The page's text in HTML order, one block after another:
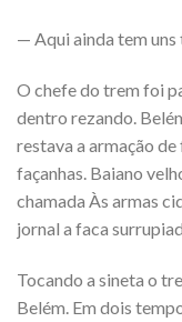
— Aqui ainda tem
O chefe do trem foi
dentro rezando.
restava a armação
façanhas. Baiano
chamada Às armas
jornal a faca
Tocando a sineta o
Belém. Em dois